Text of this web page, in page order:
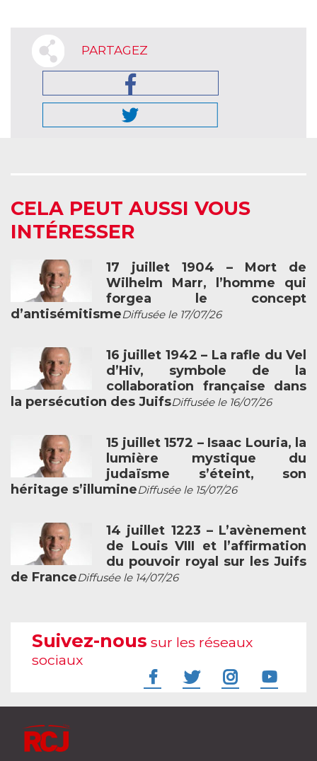
PARTAGEZ
CELA PEUT AUSSI VOUS
INTÉRESSER
17 juillet 1904 – Mort de
Wilhelm Marr, l’homme qui
forgea le concept
d’antisémitismeDiffusée le 17/07/26
16 juillet 1942 – La rafle du Vel
d’Hiv, symbole de la
collaboration française dans
la persécution des JuifsDiffusée le 16/07/26
15 juillet 1572 – Isaac Louria, la
lumière mystique du
judaïsme s’éteint, son
héritage s’illumineDiffusée le 15/07/26
14 juillet 1223 – L’avènement
de Louis VIII et l’affirmation
du pouvoir royal sur les Juifs
de FranceDiffusée le 14/07/26
Suivez-nous sur les réseaux
sociaux